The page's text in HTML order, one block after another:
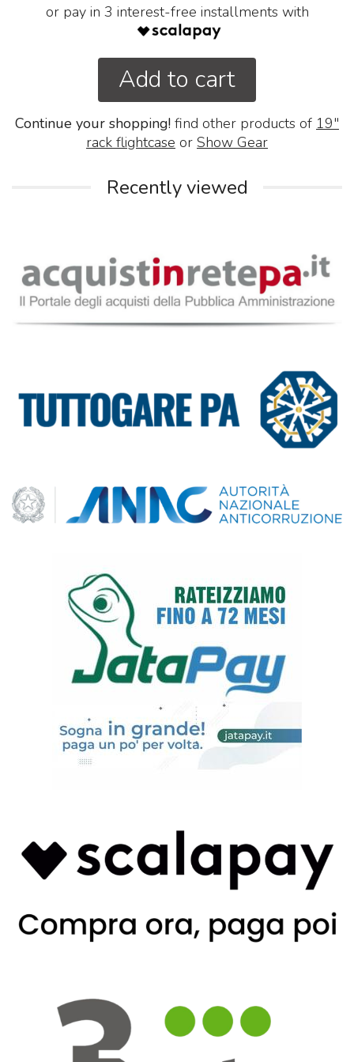
or pay in 3 interest-free installments with
Add to cart
Continue your shopping! find other products of 19"
rack flightcase or Show Gear
Recently viewed